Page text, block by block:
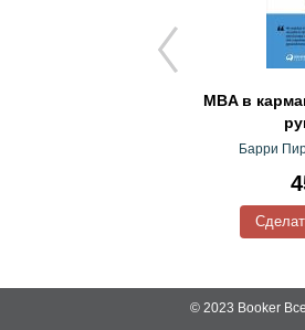
MBA в
Барри
© 2023 Booker